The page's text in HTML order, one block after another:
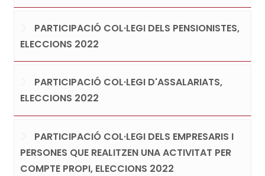
PARTICIPACIÓ COL·LEGI DELS PENSIONISTES,
ELECCIONS 2022
PARTICIPACIÓ COL·LEGI D'ASSALARIATS,
ELECCIONS 2022
PARTICIPACIÓ COL·LEGI DELS EMPRESARIS I
PERSONES QUE REALITZEN UNA ACTIVITAT PER
COMPTE PROPI, ELECCIONS 2022